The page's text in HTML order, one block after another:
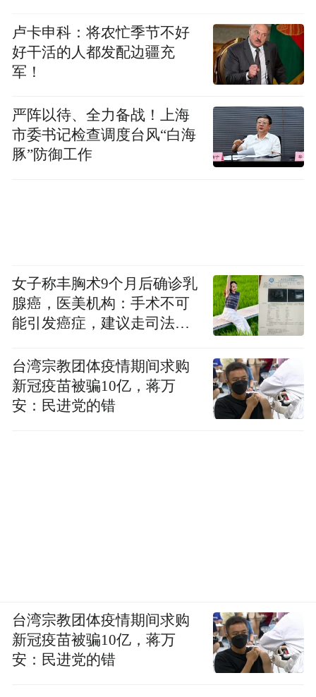
各地要充分认识加强报废机动车回收行业监
管的重要意义，加强部门协作配合，提升协
同监管能力，形成政企联动、上下联动、共
线索举报电话畅通，及时搜集、依法处理违
法违规信息；要加强对资质企业监督指导，
切实规范报废机动车回收行业秩序；要加大
有序发展。
来源：安徽省厅固体废物与化学品处
“特别声明：以上作品内容(包括在内的视频、图片或音
频)为凤凰网旗下自媒体平台“大风号”用户上传并发
布，本平台仅提供信息存储空间服务。
Notice: The content above (including the videos,
卢卡申科：将农忙季节不好
好干活的人都发配边疆充
军！
严阵以待、全力备战！上海
市委书记检查调度台风“白海
豚”防御工作
女子称丰胸术9个月后确诊乳
腺癌，医美机构：手术不可
能引发癌症，建议走司法途
台湾宗教团体疫情期间求购
新冠疫苗被骗10亿，蒋万
安：民进党的错
台湾宗教团体疫情期间求购
新冠疫苗被骗10亿，蒋万
安：民进党的错